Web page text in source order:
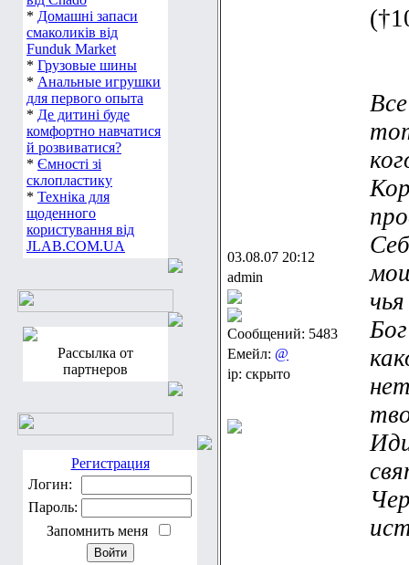
* Домашні запаси
смаколиків від
Funduk Market
* Грузовые шины
* Анальные игрушки
для первого опыта
* Де дитині буде
комфортно навчатися
й розвиватися?
* Ємності зі
склопластику
* Техніка для
щоденного
користування від
JLAB.COM.UA
Рассылка от
партнеров
Регистрация
Логин:
Пароль:
Запомнить меня
03.08.07 20:12
admin
Сообщений: 5483
Емейл: @
ip: скрыто